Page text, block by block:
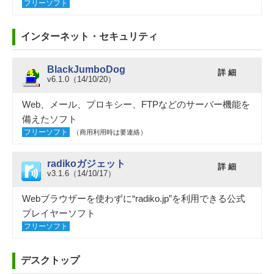
フリーソフト
インターネット・セキュリティ
BlackJumboDog
v6.1.0（14/10/20）
詳 細
Web、メール、プロキシー、FTPなどのサーバー機能を
備えたソフト
フリーソフト （商用利用時は要連絡）
radikoガジェット
v3.1.6（14/10/17）
詳 細
Webブラウザーを使わずに“radiko.jp”を利用できる公式
プレイヤーソフト
フリーソフト
デスクトップ